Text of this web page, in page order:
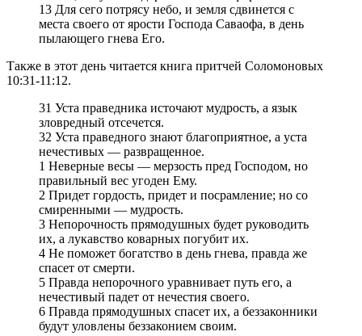
13 Для сего потрясу небо, и земля сдвинется с
места своего от ярости Господа Саваофа, в день
пылающего гнева Его.
Также в этот день читается книга притчей Соломоновых
10:31-11:12.
31 Уста праведника источают мудрость, а язык
зловредный отсечется.
32 Уста праведного знают благоприятное, а уста
нечестивых — развращенное.
1 Неверные весы — мерзость пред Господом, но
правильный вес угоден Ему.
2 Придет гордость, придет и посрамление; но со
смиренными — мудрость.
3 Непорочность прямодушных будет руководить
их, а лукавство коварных погубит их.
4 Не поможет богатство в день гнева, правда же
спасет от смерти.
5 Правда непорочного уравнивает путь его, а
нечестивый падет от нечестия своего.
6 Правда прямодушных спасет их, а беззаконники
будут уловлены беззаконием своим.